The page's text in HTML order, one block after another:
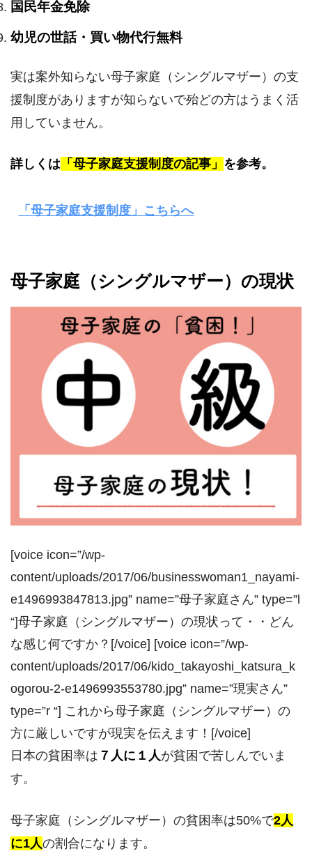
国民年金免除
幼児の世話・買い物代行無料
実は案外知らない母子家庭（シングルマザー）の支
援制度がありますが知らないで殆どの方はうまく活
用していません。
詳しくは 「母子家庭支援制度の記事」 を参考。
「母子家庭支援制度」こちらへ
母子家庭（シングルマザー）の現状
[voice icon=”/wp-
content/uploads/2017/06/businesswoman1_nayami-
e1496993847813.jpg” name=”母子家庭さん” type=”l
“]母子家庭（シングルマザー）の現状って・・どん
な感じ何ですか？[/voice] [voice icon=”/wp-
content/uploads/2017/06/kido_takayoshi_katsura_k
ogorou-2-e1496993553780.jpg” name=”現実さん”
type=”r “] これから母子家庭（シングルマザー）の
方に厳しいですが現実を伝えます！[/voice]
日本の貧困率は ７人に１人が貧困で苦しんでいま
す。
母子家庭（シングルマザー）の貧困率は50%で2人
に1人の割合になります。